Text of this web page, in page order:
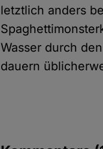
letztlich anders
Wasser durch
dauern